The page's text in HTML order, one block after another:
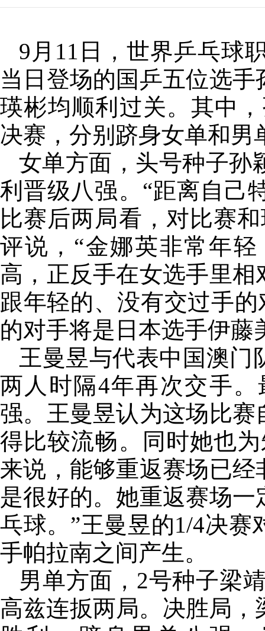
9月11日，世界乒乓球
当日登场的国乒五位选
瑛彬均顺利过关。其中
决赛，分别跻身女单和男
女单方面，头号种子孙
利晋级八强。“距离自己
比赛后两局看，对比赛
评说，“金娜英非常年
高，正反手在女选手里
跟年轻的、没有交过手
的对手将是日本选手伊
王曼昱与代表中国澳门
两人时隔4年再次交手
强。王曼昱认为这场比
得比较流畅。同时她也
来说，能够重返赛场已
是很好的。她重返赛场
乓球。”王曼昱的1/4决
手帕拉南之间产生。
男单方面，2号种子梁
高兹连扳两局。决胜局，